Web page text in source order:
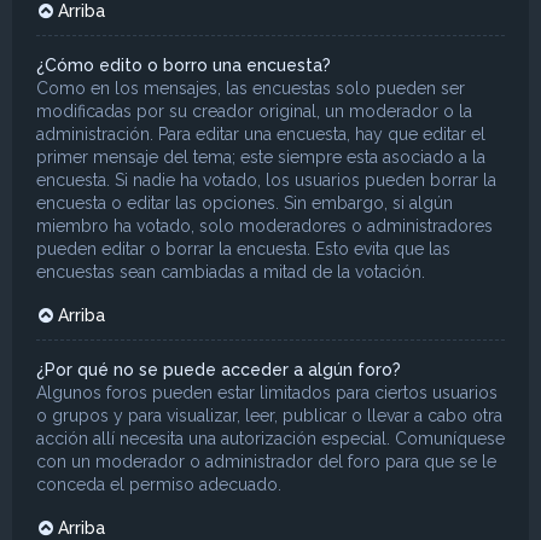
Arriba
¿Cómo edito o borro una encuesta?
Como en los mensajes, las encuestas solo pueden ser
modificadas por su creador original, un moderador o la
administración. Para editar una encuesta, hay que editar el
primer mensaje del tema; este siempre esta asociado a la
encuesta. Si nadie ha votado, los usuarios pueden borrar la
encuesta o editar las opciones. Sin embargo, si algún
miembro ha votado, solo moderadores o administradores
pueden editar o borrar la encuesta. Esto evita que las
encuestas sean cambiadas a mitad de la votación.
Arriba
¿Por qué no se puede acceder a algún foro?
Algunos foros pueden estar limitados para ciertos usuarios
o grupos y para visualizar, leer, publicar o llevar a cabo otra
acción allí necesita una autorización especial. Comuníquese
con un moderador o administrador del foro para que se le
conceda el permiso adecuado.
Arriba